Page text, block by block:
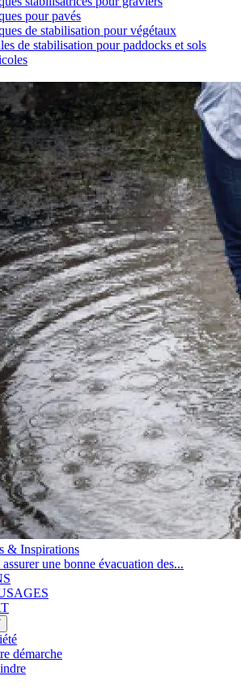
pour pavés
de stabilisation pour végétaux
de stabilisation pour paddocks et sols
& Inspirations
une bonne évacuation des...
démarche